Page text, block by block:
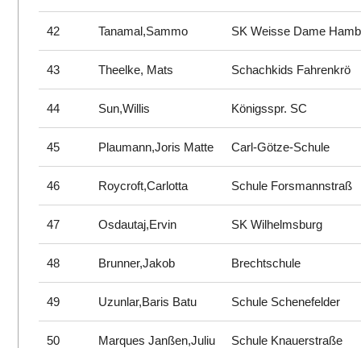
42 Tanamal,Sammo SK Weisse Dame
43 Theelke, Mats Schachkids Fahrenkrö
44 Sun,Willis Königsspr. SC
45 Plaumann,Joris Matte Carl-Götze-Schule
46 Roycroft,Carlotta Schule Forsmannstraß
47 Osdautaj,Ervin SK Wilhelmsburg
48 Brunner,Jakob Brechtschule
49 Uzunlar,Baris Batu Schule Schenefelder
50 Marques Janßen,Juliu Schule Knauerstraße